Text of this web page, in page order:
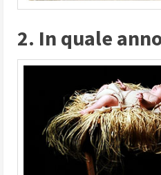
2. In quale